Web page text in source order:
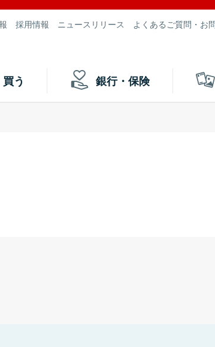
採用情報 ニュースリリース よくあるご質問・お
買う 銀行・保険